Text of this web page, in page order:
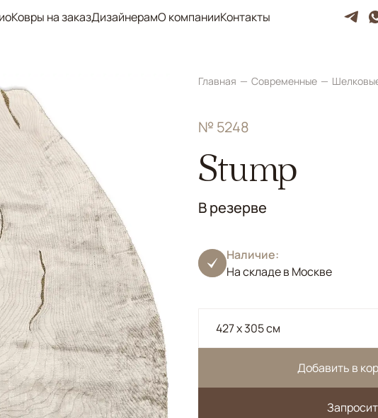
Ковры на заказДизайнерамО компанииКонтакты
Главная Современные
№ 5248
Stump
В резерве
Наличие:
На складе в Москве
427 x 305 см
Добавить в